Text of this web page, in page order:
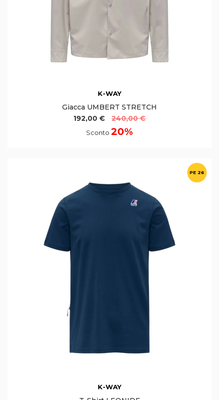
K-WAY
Giacca UMBERT STRETCH
192,00 €
240,00 €
Sconto 20%
PE 26
K-WAY